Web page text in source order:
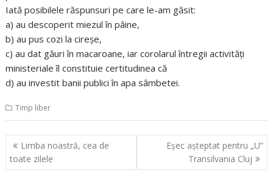
Iată posibilele răspunsuri pe care le-am găsit:
a) au descoperit miezul în pâine,
b) au pus cozi la cireşe,
c) au dat găuri în macaroane, iar corolarul întregii activităţi
ministeriale îl constituie certitudinea că
d) au investit banii publici în apa sâmbetei.
Timp liber
Navigare
în
articole
Limba noastră, cea de
toate zilele
Eşec aşteptat pentru „U”
Transilvania Cluj